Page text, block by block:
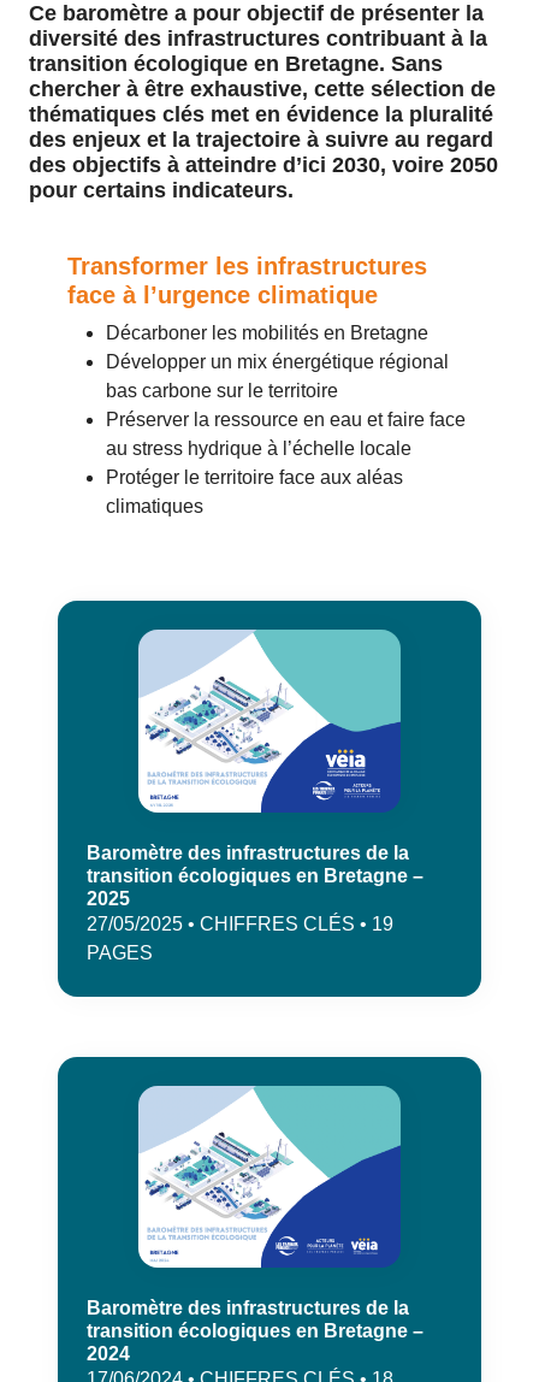
Ce baromètre a pour objectif de présenter la
diversité des infrastructures contribuant à la
transition écologique en Bretagne. Sans
chercher à être exhaustive, cette sélection de
thématiques clés met en évidence la pluralité
des enjeux et la trajectoire à suivre au regard
des objectifs à atteindre d’ici 2030, voire 2050
pour certains indicateurs.
Transformer les infrastructures
face à l’urgence climatique
Décarboner les mobilités en Bretagne
Développer un mix énergétique régional
bas carbone sur le territoire
Préserver la ressource en eau et faire face
au stress hydrique à l’échelle locale
Protéger le territoire face aux aléas
climatiques
Baromètre des infrastructures de la
transition écologiques en Bretagne –
2025
27/05/2025 • CHIFFRES CLÉS • 19
PAGES
Baromètre des infrastructures de la
transition écologiques en Bretagne –
2024